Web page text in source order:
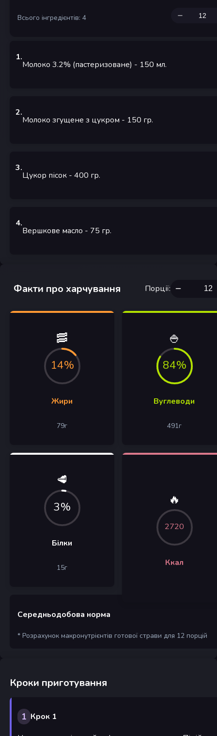
Всього інгредієнтів: 4
1.
Молоко 3.2% (пастеризоване) - 150 мл.
2.
Молоко згущене з цукром - 150 гр.
3.
Цукор пісок - 400 гр.
4.
Вершкове масло - 75 гр.
Факти про харчування Порції:
🥓
14%
Жири
79г
🍚
84%
Вуглеводи
491г
🥩
3%
Білки
15г
🔥
2720
Ккал
Середньодобова норма
* Розрахунок макронутрієнтів готової страви для 12 порцій
Кроки приготування
1 Крок 1